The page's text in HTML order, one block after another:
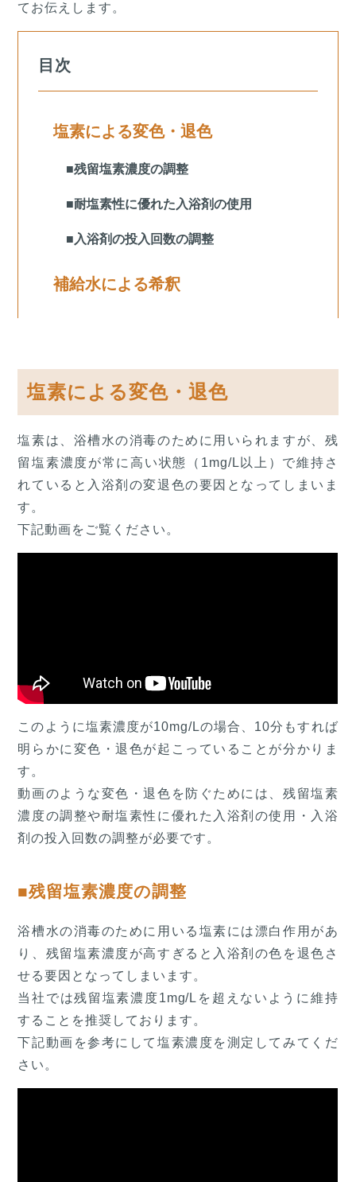
てお伝えします。
目次
塩素による変色・退色
■残留塩素濃度の調整
■耐塩素性に優れた入浴剤の使用
■入浴剤の投入回数の調整
補給水による希釈
塩素による変色・退色
塩素は、浴槽水の消毒のために用いられますが、残
留塩素濃度が常に高い状態（1mg/L以上）で維持さ
れていると入浴剤の変退色の要因となってしまいま
す。
下記動画をご覧ください。
このように塩素濃度が10mg/Lの場合、10分もすれば
明らかに変色・退色が起こっていることが分かりま
す。
動画のような変色・退色を防ぐためには、残留塩素
濃度の調整や耐塩素性に優れた入浴剤の使用・入浴
剤の投入回数の調整が必要です。
■残留塩素濃度の調整
浴槽水の消毒のために用いる塩素には漂白作用があ
り、残留塩素濃度が高すぎると入浴剤の色を退色さ
せる要因となってしまいます。
当社では残留塩素濃度1mg/Lを超えないように維持
することを推奨しております。
下記動画を参考にして塩素濃度を測定してみてくだ
さい。